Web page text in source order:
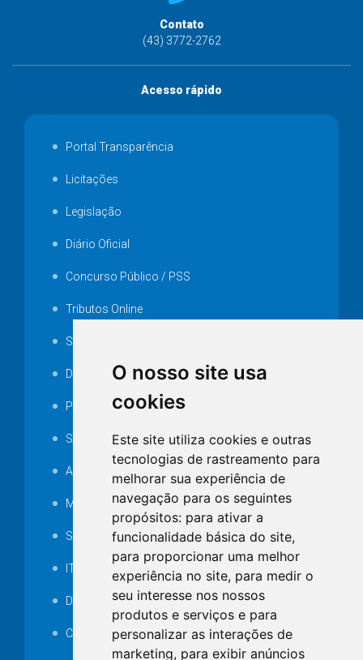
O nosso site usa
cookies
Este site utiliza cookies e outras
tecnologias de rastreamento para
melhorar sua experiência de
navegação para os seguintes
propósitos: para ativar a
funcionalidade básica do site,
para proporcionar uma melhor
experiência no site, para medir o
seu interesse nos nossos
produtos e serviços e para
personalizar as interações de
marketing, para exibir anúncios
Contato
(43) 3772-2762
Acesso rápido
Portal Transparência
Licitações
Legislação
Diário Oficial
Concurso Público / PSS
Tributos Online
Serviços ISS-E
Decretos
Portarias
SAMAE
Audiência pública
MANUTENÇÃO DE ILUMINAÇÃO PÚBLICA
Serviços Técnicos TI
ITR
Desapropriações
Catalogo Eletrônico de Padronização